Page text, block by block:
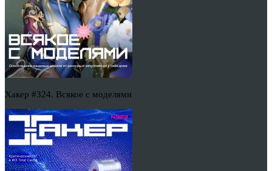
Хакер #324. Всякое с моделями